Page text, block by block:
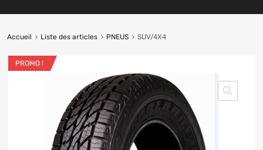
Accueil Liste des articles PNEUS SUV/4X4
PROMO !